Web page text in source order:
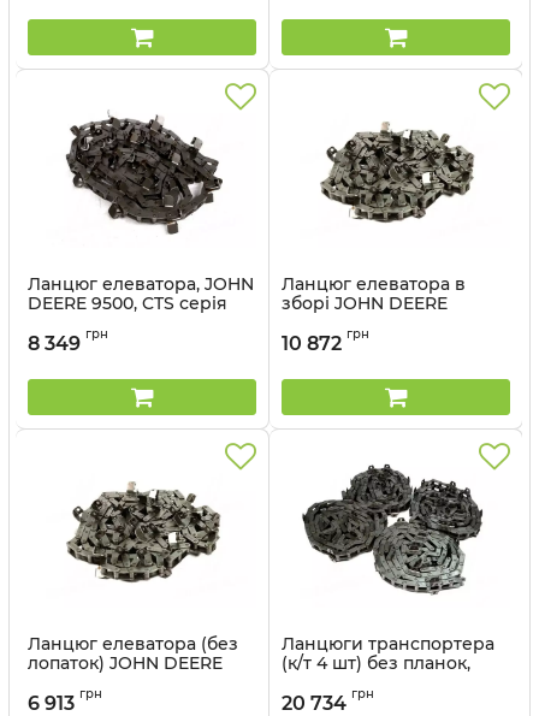
Ланцюг елеватора, JOHN
DEERE 9500, CTS серія
Артикул: 50018-55
8 349 грн
Ланцюг елеватора в
зборі JOHN DEERE
Артикул: 50350-00
10 872 грн
Ланцюг елеватора (без
лопаток) JOHN DEERE
Артикул:
6 913 грн
Ланцюги транспортера
(к/т 4 шт) без планок,
серия (50006-22) -
20 734 грн